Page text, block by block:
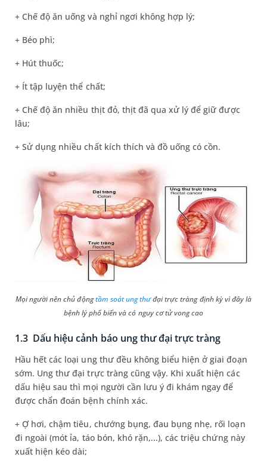
+ Chế độ ăn uống và nghỉ ngơi không hợp lý;
+ Béo phì;
+ Hút thuốc;
+ Ít tập luyện thể chất;
+ Chế độ ăn nhiều thịt đỏ, thịt đã qua xử lý để giữ được
lâu;
+ Sử dụng nhiều chất kích thích và đồ uống có cồn.
Mọi người nên chủ độngtầm soát ung thưđại trực tràng định kỳ vì đây là
bệnh lý phổ biến và có nguy cơ tử vong cao
1.3 Dấu hiệu cảnh báo ung thư đại trực tràng
Hầu hết các loại ung thư đều không biểu hiện ở giai đoạn
sớm. Ung thư đại trực tràng cũng vậy. Khi xuất hiện các
dấu hiệu sau thì mọi người cần lưu ý đi khám ngay để
được chẩn đoán bệnh chính xác.
+ Ợ hơi, chậm tiêu, chướng bụng, đau bụng nhẹ, rối loạn
đi ngoài (mót ỉa, táo bón, khó rặn,...), các triệu chứng này
xuất hiện kéo dài;